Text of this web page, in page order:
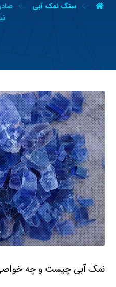
سنگ نمک آبی
نمک آبی چیست و چه